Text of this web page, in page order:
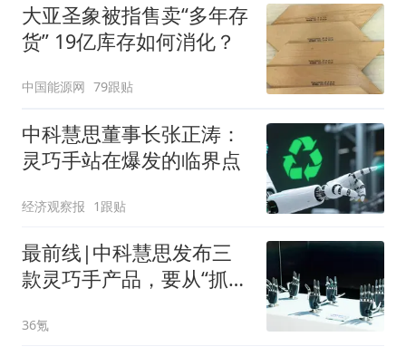
大亚圣象被指售卖“多年存
货” 19亿库存如何消化？
中国能源网 79跟贴
中科慧思董事长张正涛：
灵巧手站在爆发的临界点
经济观察报 1跟贴
最前线|中科慧思发布三
款灵巧手产品，要从“抓
36氪